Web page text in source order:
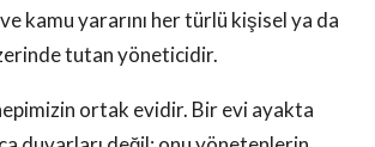
kamu yararını her türlü kişisel ya da
tutan yöneticidir.
ortak evidir. Bir evi ayakta